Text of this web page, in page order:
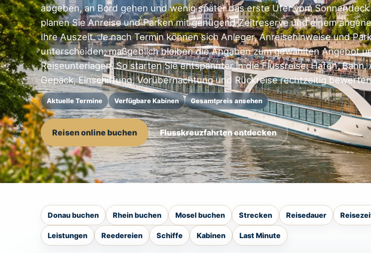
abgeben, an Bord gehen und wenig später das erste Ufer vom
planen Sie Anreise und Parken mit genügend Zeitreserve und einem
Ihre Auszeit. Je nach Termin können sich Anleger, Anreisehinweise und
unterscheiden; maßgeblich bleiben die Angaben zum gewählten Angebot
Reiseunterlagen. So starten Sie entspannter in die Flussreise: Hafen, Bahn,
Gepäck, Einschiffung, Vorübernachtung und Rückreise rechtzeitig
Aktuelle Termine Verfügbare Kabinen Gesamtpreis ansehen
Reisen online buchen Flusskreuzfahrten entdecken
Donau buchen Rhein buchen Mosel buchen Strecken Reisedauer
Leistungen Reedereien Schiffe Kabinen Last Minute